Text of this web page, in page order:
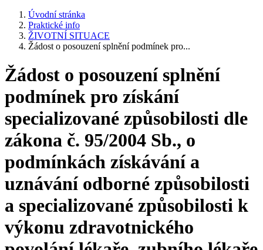
Úvodní stránka
Praktické info
ŽIVOTNÍ SITUACE
Žádost o posouzení splnění podmínek pro...
Žádost o posouzení splnění
podmínek pro získání
specializované způsobilosti dle
zákona č. 95/2004 Sb., o
podmínkách získávání a
uznávání odborné způsobilosti
a specializované způsobilosti k
výkonu zdravotnického